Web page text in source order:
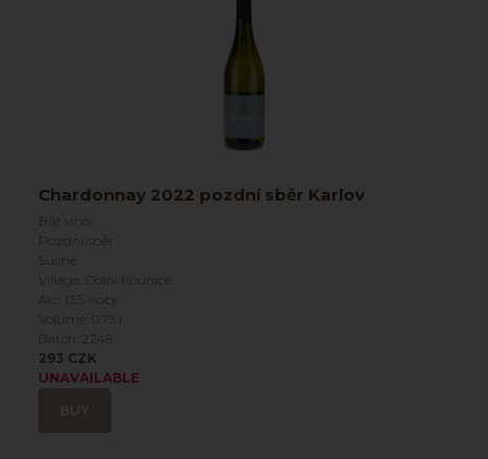
Chardonnay 2022 pozdní sběr Karlov
Bílé víno
Pozdní sběr
Suché
Village: Dolní Kounice
Alc.: 13.5 %obj
Volume: 0.75 l
Batch: 2245
293 CZK
UNAVAILABLE